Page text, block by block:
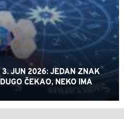
3. JUN 2026: JEDAN ZNAK
ČEKAO, NEKO IMA